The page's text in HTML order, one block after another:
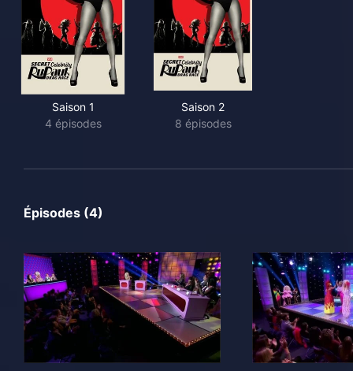
Saison 1
4 épisodes
Saison 2
8 épisodes
Épisodes (4)